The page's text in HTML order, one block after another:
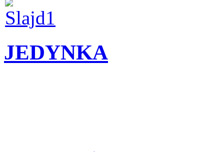
JEDYNKA